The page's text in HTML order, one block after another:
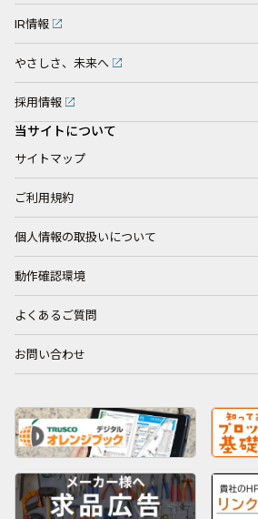
IR情報
やさしさ、未来へ
採用情報
当サイトについて
サイトマップ
ご利用規約
個人情報の取扱いについて
動作確認環境
よくあるご質問
お問い合わせ